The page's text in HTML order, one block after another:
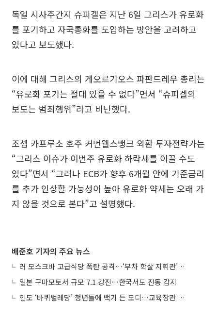
독일 시사주간지 슈피겔은 지난 6일 그리스가 유로화
를 포기하고 자국통화를 도입하는 방안을 고려하고
있다고 보도했다.
이에 대해 그리스의 게오르기오스 파판드레우 총리는
“유로화 포기는 절대 있을 수 없다”면서 “슈피겔의
보도는 범죄행위”라고 비난했다.
조셉 카프루소 호주 커먼웰스뱅크 외환 투자전략가는
“그리스 이슈가 이번주 유로화 하락세를 이끌 수도
있다”면서 “그러나 ECB가 향후 6개월 안에 기준금리
를 추가 인상할 가능성이 높아 유로화 약세는 오래 가
지 않을 것으로 본다”고 설명했다.
배준호 기자의 주요 뉴스
러 모스크바 고급식당 폭탄 공격…‘부차 학살 지휘관’ 노렸나
일본 구마모토서 규모 7.1 강진…한국서도 진동 감지
인도 ‘바퀴벌레당’ 청년들에 백기 든 모디…교육장관 사퇴